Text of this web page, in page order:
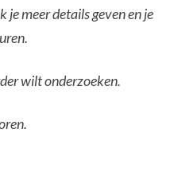
je meer details geven en je
wilt onderzoeken.